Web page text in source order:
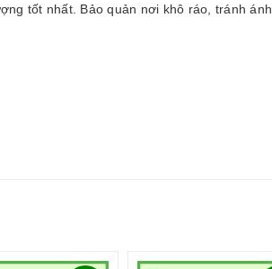
tốt nhất. Bảo quản nơi khô ráo, tránh ánh